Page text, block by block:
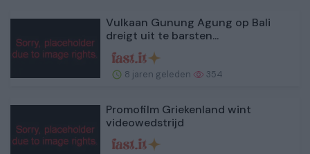
Vulkaan Gunung Agung op Bali
dreigt uit te barsten...
8 jaren geleden 354
Promofilm Griekenland wint
videowedstrijd